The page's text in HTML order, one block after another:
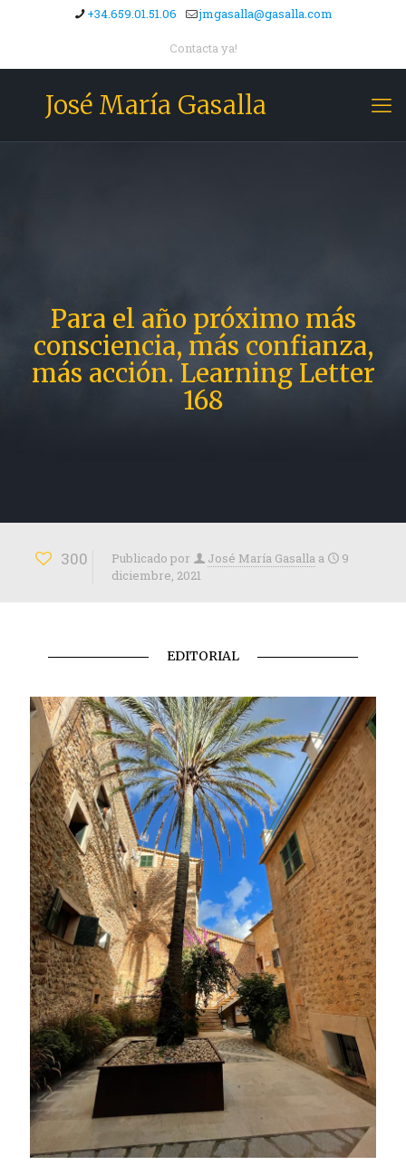
+34.659.01.51.06 jmgasalla@gasalla.com
Contacta ya!
José María Gasalla
Para el año próximo más
consciencia, más confianza,
más acción. Learning Letter
168
300 Publicado por José María Gasalla a
9
diciembre, 2021
EDITORIAL